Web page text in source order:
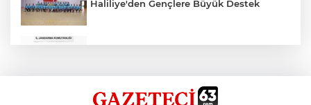
Haliliye'den Gençlere Büyük Destek